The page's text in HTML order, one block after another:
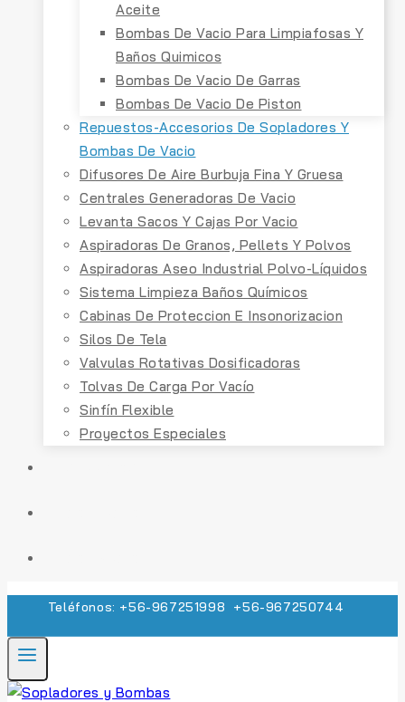
Aceite
Bombas De Vacio Para Limpiafosas Y
Baños Quimicos
Bombas De Vacio De Garras
Bombas De Vacio De Piston
Repuestos-Accesorios De Sopladores Y
Bombas De Vacio
Difusores De Aire Burbuja Fina Y Gruesa
Centrales Generadoras De Vacio
Levanta Sacos Y Cajas Por Vacio
Aspiradoras De Granos, Pellets Y Polvos
Aspiradoras Aseo Industrial Polvo-Líquidos
Sistema Limpieza Baños Químicos
Cabinas De Proteccion E Insonorizacion
Silos De Tela
Valvulas Rotativas Dosificadoras
Tolvas De Carga Por Vacío
Sinfín Flexible
Proyectos Especiales
Teléfonos: +56-967251998 +56-967250744